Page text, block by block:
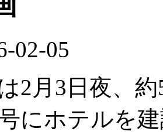
02-05
2月3日夜、
にホテルを